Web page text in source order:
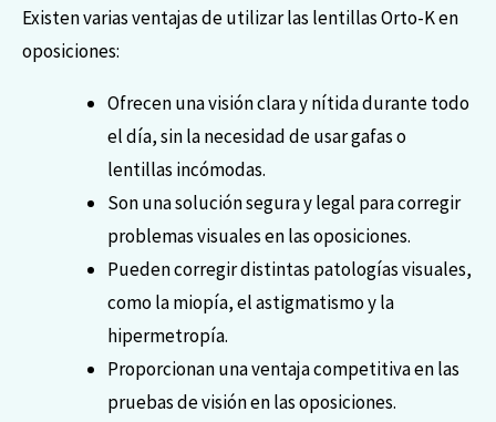
Existen varias ventajas de utilizar las lentillas Orto-K en
oposiciones:
Ofrecen una visión clara y nítida durante todo
el día, sin la necesidad de usar gafas o
lentillas incómodas.
Son una solución segura y legal para corregir
problemas visuales en las oposiciones.
Pueden corregir distintas patologías visuales,
como la miopía, el astigmatismo y la
hipermetropía.
Proporcionan una ventaja competitiva en las
pruebas de visión en las oposiciones.